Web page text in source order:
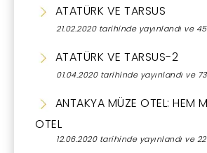
ATATÜRK VE TARSUS
21.02.2020 tarihinde yayınlandı ve
ATATÜRK VE TARSUS-2
01.04.2020 tarihinde yayınlandı ve
ANTAKYA MÜZE OTEL: HEM
OTEL
12.06.2020 tarihinde yayınlandı ve